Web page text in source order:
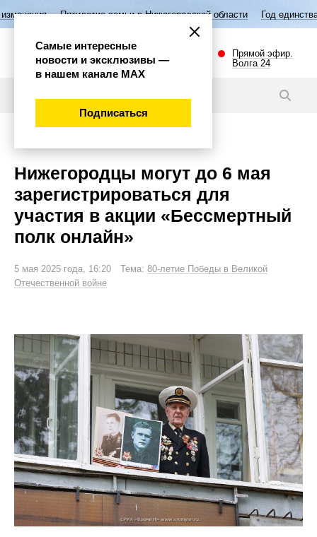
семьи в Нижегородской области Год единства народов России
Прямой эфир.
Волга 24
Нижегородцы могут до 6 мая
зарегистрироваться для
участия в акции «Бессмертный
полк онлайн»
5 мая 2025 года, 16:20 Тема: 80-летие Победы в Великой
Отечественной войне
Самые интересные
новости и эксклюзивы —
в нашем канале МАХ
Подписаться